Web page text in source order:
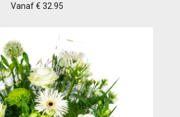
Vanaf € 32.95